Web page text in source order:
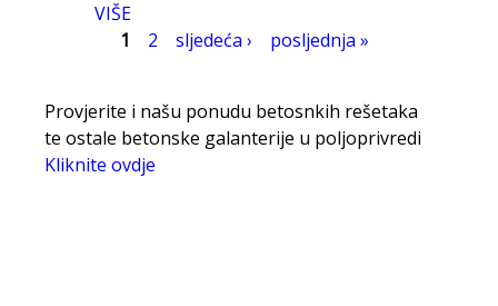
VIŠE
Stranice
1 2 sljedeća › posljednja »
Provjerite i našu ponudu betosnkih rešetaka
te ostale betonske galanterije u poljoprivredi
Kliknite ovdje